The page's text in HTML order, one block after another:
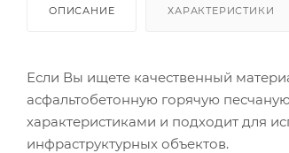
ОПИСАНИЕ ХАРАКТЕРИСТИКИ
Если Вы ищете качественный
асфальтобетонную горячую
характеристиками и подходит для
инфраструктурных объектов.